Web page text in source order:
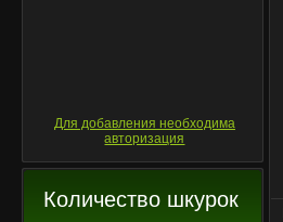
Для добавления необходима
авторизация
Количество шкурок